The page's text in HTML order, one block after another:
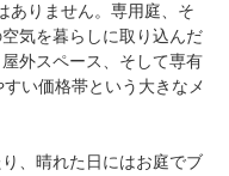
ありません。専用庭、そ
気を暮らしに取り込んだ
外スペース、そして専有
い価格帯という大きなメ
、晴れた日にはお庭でブ